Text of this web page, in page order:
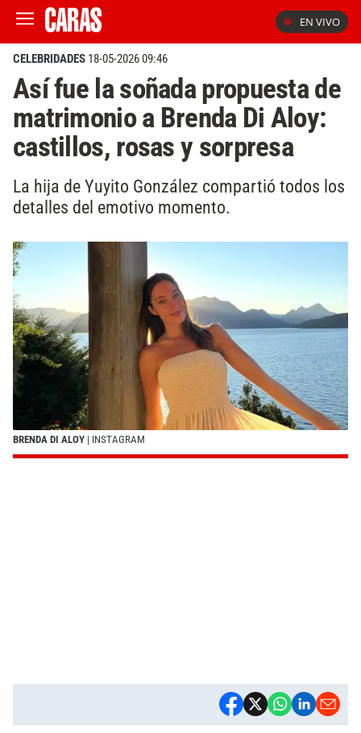
EN VIVO
CELEBRIDADES 18-05-2026 09:46
Así fue la soñada propuesta de
matrimonio a Brenda Di Aloy:
castillos, rosas y sorpresa
La hija de Yuyito González compartió todos los
detalles del emotivo momento.
BRENDA DI ALOY | INSTAGRAM